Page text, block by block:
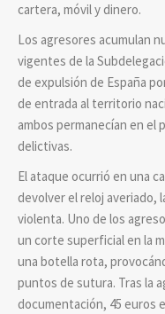
cartera, móvil y dinero.
Los agresores acumulan
vigentes de la
de expulsión de España
de entrada al territorio
ambos permanecían en el
delictivas.
El ataque ocurrió en una
devolver el reloj averiado,
violenta. Uno de los
un corte superficial en la
una botella rota,
puntos de sutura. Tras la
documentación, 45 euros